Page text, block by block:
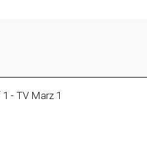
- TV Marz 1